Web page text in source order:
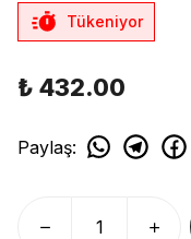
Tükeniyor
₺ 432.00
Paylaş: